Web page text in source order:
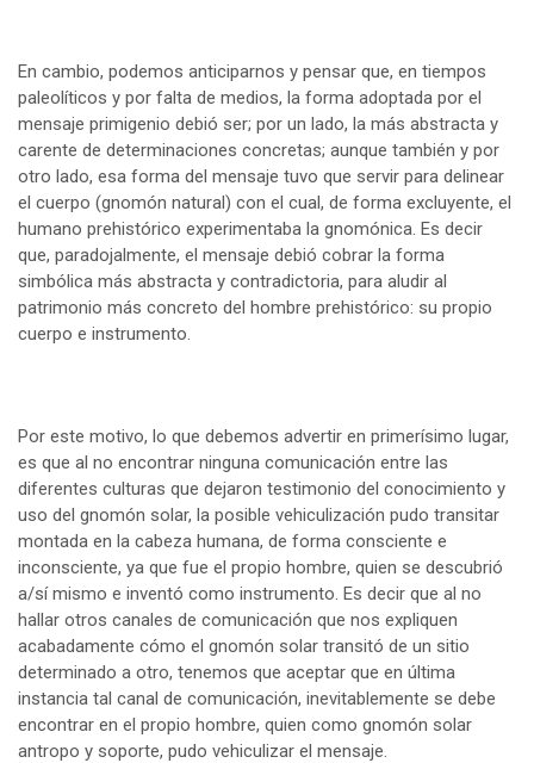
En cambio, podemos anticiparnos y pensar que, en tiempos
paleolíticos y por falta de medios, la forma adoptada por el
mensaje primigenio debió ser; por un lado, la más abstracta y
carente de determinaciones concretas; aunque también y por
otro lado, esa forma del mensaje tuvo que servir para delinear
el cuerpo (gnomón natural) con el cual, de forma excluyente, el
humano prehistórico experimentaba la gnomónica. Es decir
que, paradojalmente, el mensaje debió cobrar la forma
simbólica más abstracta y contradictoria, para aludir al
patrimonio más concreto del hombre prehistórico: su propio
cuerpo e instrumento.
Por este motivo, lo que debemos advertir en primerísimo lugar,
es que al no encontrar ninguna comunicación entre las
diferentes culturas que dejaron testimonio del conocimiento y
uso del gnomón solar, la posible vehiculización pudo transitar
montada en la cabeza humana, de forma consciente e
inconsciente, ya que fue el propio hombre, quien se descubrió
a/sí mismo e inventó como instrumento. Es decir que al no
hallar otros canales de comunicación que nos expliquen
acabadamente cómo el gnomón solar transitó de un sitio
determinado a otro, tenemos que aceptar que en última
instancia tal canal de comunicación, inevitablemente se debe
encontrar en el propio hombre, quien como gnomón solar
antropo y soporte, pudo vehiculizar el mensaje.